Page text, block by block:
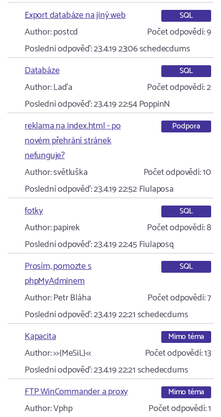
Export databáze na jiný web
SQL
Author:postcd Počet odpovědí:9
Poslední odpověď:23.4.19 23:06schedecdums
Databáze
SQL
Author:Laďa Počet odpovědí:2
Poslední odpověď:23.4.19 22:54PoppinN
reklama na index.html - po
novém přehrání stránek
nefunguje?
Podpora
Author:světluška Počet odpovědí:10
Poslední odpověď:23.4.19 22:52Fiulaposa
fotky
SQL
Author:papirek Počet odpovědí:8
Poslední odpověď:23.4.19 22:45Fiulaposq
Prosím, pomozte s
phpMyAdminem
SQL
Author:Petr Bláha Počet odpovědí:7
Poslední odpověď:23.4.19 22:21schedecdums
Kapacita
Mimo téma
Author:>>{MeSiL}<< Počet odpovědí:13
Poslední odpověď:23.4.19 22:21schedecdums
FTP WinCommander a proxy
Mimo téma
Author:Vphp Počet odpovědí:1